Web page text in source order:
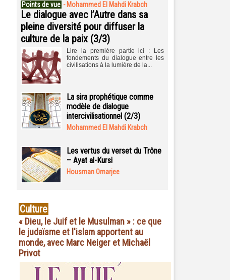
Points de vue - Mohammed El Mahdi Krabch
Le dialogue avec l’Autre dans sa
pleine diversité pour diffuser la
culture de la paix (3/3)
Lire la première partie ici : Les
fondements du dialogue entre les
civilisations à la lumière de la...
La sira prophétique comme
modèle de dialogue
intercivilisationnel (2/3)
Mohammed El Mahdi Krabch
Les vertus du verset du Trône
– Ayat al-Kursi
Housman Omarjee
Culture
« Dieu, le Juif et le Musulman » : ce que
le judaïsme et l'islam apportent au
monde, avec Marc Neiger et Michaël
Privot